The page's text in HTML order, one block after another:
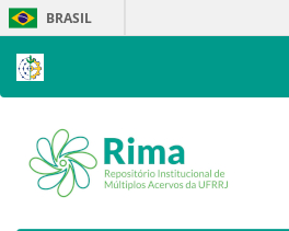
Skip
navigation
BRASIL